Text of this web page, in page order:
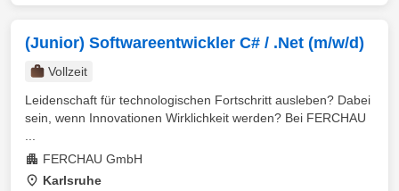
(Junior) Softwareentwickler C# / .Net (m/w/d)
Vollzeit
Leidenschaft für technologischen Fortschritt ausleben? Dabei
sein, wenn Innovationen Wirklichkeit werden? Bei FERCHAU
FERCHAU GmbH
Karlsruhe